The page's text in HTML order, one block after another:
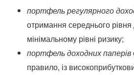
портфель регулярного
отримання середнього рівня
мінімальному рівні ризику;
портфель доходних паперів
правило, із